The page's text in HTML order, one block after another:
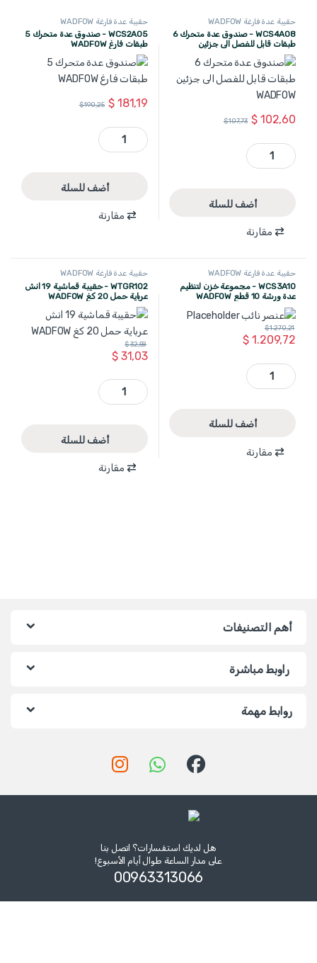
حقيبة عدة فارغة WADFOW
WCS4A08 - صندوق عدة متحرك 6
طبقات قابل للفصل الى جزئين
WADFOW
$102,60
$107,73
WCS4A08 - صندوق عدة متحرك 6 طبقات قابل للفصل الى جزئين WADFOW quantity
أضف للسلة
مقارنة
حقيبة عدة فارغة WADFOW
WCS2A05 - صندوق عدة متحرك 5
طبقات فارغ WADFOW
$181,19
$190,25
WCS2A05 - صندوق عدة متحرك 5 طبقات فارغ WADFOW quantity
أضف للسلة
مقارنة
حقيبة عدة فارغة WADFOW
WCS3A10 - مجموعة خزن لتنظيم
عدة ورشة 10 قطع WADFOW
3900*472*1925
$ 1.209,72
$1.270,21
WCS3A10 - مجموعة خزن لتنظيم عدة ورشة 10 قطع WADFOW 3900*472*1925 quantity
أضف للسلة
مقارنة
حقيبة عدة فارغة WADFOW
WTGR102 - حقيبة قماشية 19 انش
عرباية حمل 20 كغ WADFOW
$31,03
$32,58
WTGR102 - حقيبة قماشية 19 انش عرباية حمل 20 كغ WADFOW quantity
أضف للسلة
مقارنة
أهم التصنيفات
راوبط مباشرة
روابط مهمة
هل لديك استفسارات؟ اتصل بنا
على مدار الساعة طوال أيام الأسبوع!
00963313066‏